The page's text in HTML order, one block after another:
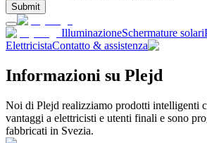
Submit
IlluminazioneSchermature solari
ElettricistaContatto & assistenza
Informazioni su Plejd
Noi di Plejd realizziamo prodotti intelligenti
vantaggi a elettricisti e utenti finali e sono
fabbricati in Svezia.